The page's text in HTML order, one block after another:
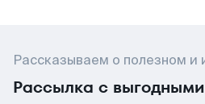
Рассказываем о полезном и
Рассылка с